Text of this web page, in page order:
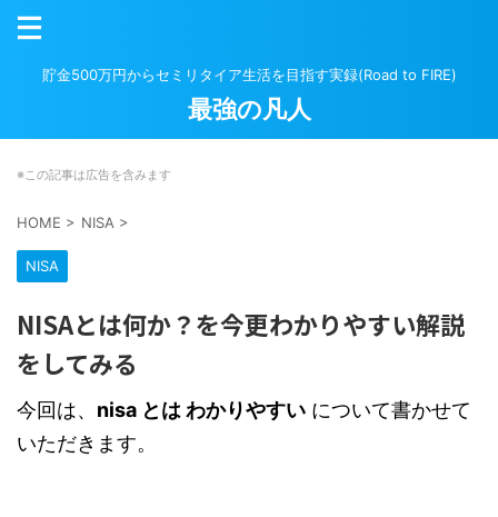
貯金500万円からセミリタイア生活を目指す実録(Road to FIRE)
最強の凡人
※この記事は広告を含みます
HOME > NISA >
NISA
NISAとは何か？を今更わかりやすい解説
をしてみる
今回は、 nisa とは わかりやすい について書かせて
いただきます。